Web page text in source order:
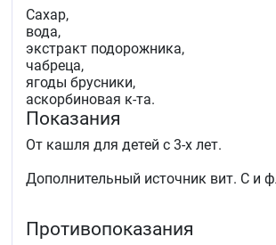
Сахар,
вода,
экстракт подорожника,
чабреца,
ягоды брусники,
аскорбиновая к-та.
Показания
От кашля для детей с 3-х лет.
Дополнительный источник вит. С и
Противопоказания